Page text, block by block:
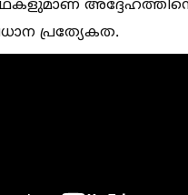
പ്രത്യേകത.